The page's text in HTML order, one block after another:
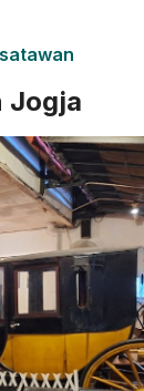
Jogja